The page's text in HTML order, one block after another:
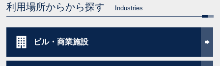
利用場所からから探す Industries
ビル・商業施設